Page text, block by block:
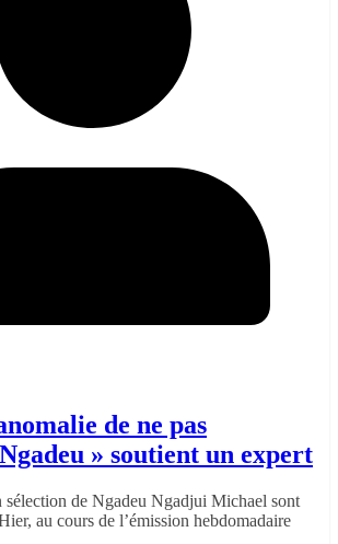
de ne pas
» soutient un expert
sélection de Ngadeu Ngadjui Michael sont
au cours de l’émission hebdomadaire